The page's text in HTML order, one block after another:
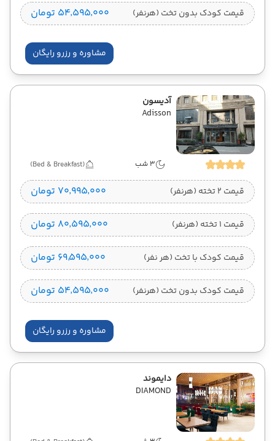
قیمت کودک بدون تخت (هرنفر) ۵۴٬۵۹۵٬۰۰۰ تومان
مشاوره و رزرو رایگان
آدیسون
Adisson
3 شب (Bed & Breakfast)
قیمت 2 تخته (هرنفر) ۷۰٬۹۹۵٬۰۰۰ تومان
قیمت 1 تخته (هرنفر) ۸۰٬۵۹۵٬۰۰۰ تومان
قیمت کودک با تخت (هر نفر) ۶۹٬۵۹۵٬۰۰۰ تومان
قیمت کودک بدون تخت (هرنفر) ۵۴٬۵۹۵٬۰۰۰ تومان
مشاوره و رزرو رایگان
دایموند
DIAMOND